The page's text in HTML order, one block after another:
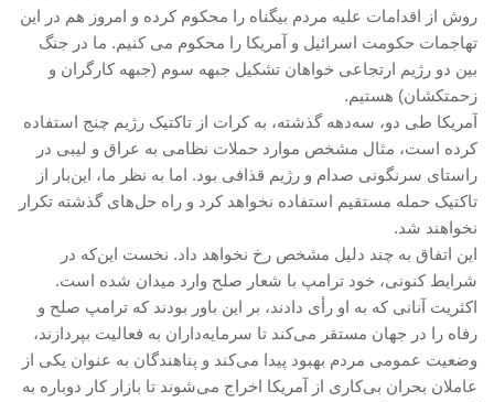
SWP حزب کارگر سوسیالیست
آنارشیست ها
مارکسیسم
لنینیسم
تروتسکیسم
استالینیسم
آنارکو سندیکالیسم
آموزش مارکسیستی
اجتماعی
کمیته اقدام کارگری
جوانان
روش از اقدامات علیه مردم بیگناه را محکوم کرده و امروز هم در این
تهاجمات حکومت اسرائیل و آمریکا را محکوم می کنیم. ما در جنگ
بین دو رژیم ارتجاعی خواهان تشکیل جبهه سوم (جبهه کارگران و
زحمتکشان) هستیم.
آمریکا طی دو، سه‌دهه گذشته، به کرات از تاکتیک رژیم چنج استفاده
کرده است، مثال مشخص موارد حملات نظامی به عراق و لیبی در
راستای سرنگونی صدام و رژیم قذافی بود. اما به نظر ما، این‌بار از
تاکتیک حمله مستقیم استفاده نخواهد کرد و راه حل‌های گذشته تکرار
نخواهند شد.
این اتفاق به چند دلیل مشخص رخ نخواهد داد. نخست این‌که در
شرایط کنونی، خود ترامپ با شعار صلح وارد میدان شده است.
اکثریت آنانی که به او رأی دادند، بر این باور بودند که ترامپ صلح و
رفاه را در جهان مستقر می‌کند تا سرمایه‌داران به فعالیت بپردازند،
وضعیت عمومی مردم بهبود پیدا می‌کند و پناهندگان به عنوان یکی از
عاملان بحران بی‌کاری از آمریکا اخراج می‌شوند تا بازار کار دوباره به